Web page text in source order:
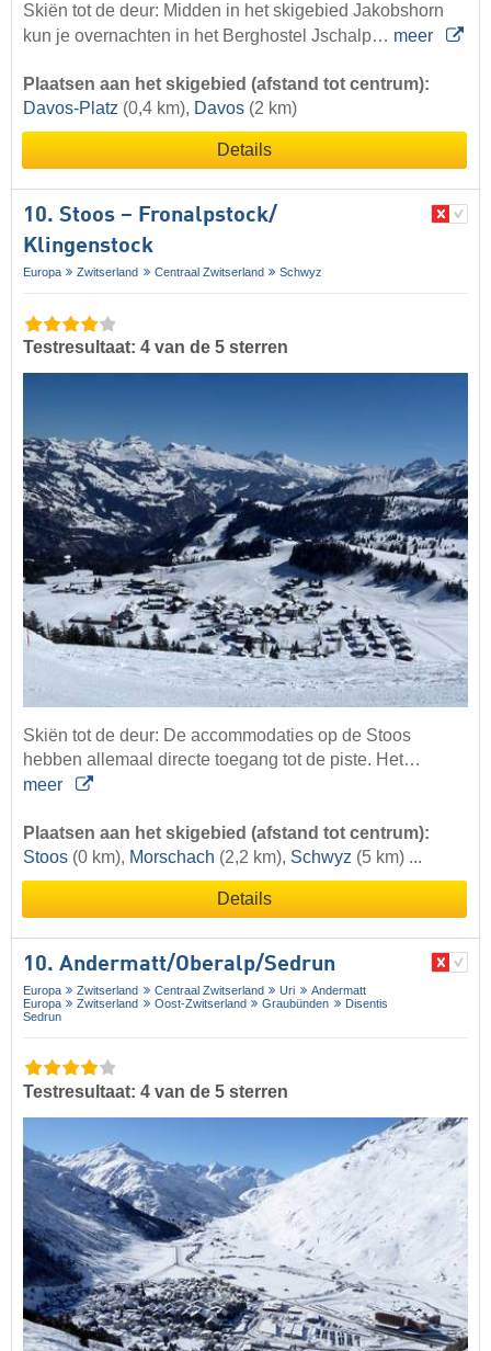
Skiën tot de deur: Midden in het skigebied Jakobshorn
kun je overnachten in het Berghostel Jschalp… meer
Plaatsen aan het skigebied (afstand tot centrum):
Davos-Platz (0,4 km), Davos (2 km)
Details
10. Stoos – Fronalpstock/​
Klingenstock
Europa Zwitserland Centraal Zwitserland Schwyz
Testresultaat: 4 van de 5 sterren
Skiën tot de deur: De accommodaties op de Stoos
hebben allemaal directe toegang tot de piste. Het…
meer
Plaatsen aan het skigebied (afstand tot centrum):
Stoos (0 km), Morschach (2,2 km), Schwyz (5 km) ...
Details
10. Andermatt/​Oberalp/​Sedrun
Europa Zwitserland Centraal Zwitserland Uri
Andermatt
Europa
Zwitserland Oost-Zwitserland Graubünden
Disentis
Sedrun
Testresultaat: 4 van de 5 sterren